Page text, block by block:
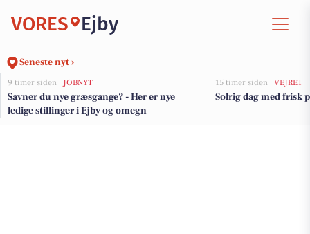
VORES Ejby
Seneste nyt ›
9 timer siden | JOBNYT
Savner du nye græsgange? - Her er nye
ledige stillinger i Ejby og omegn
15 timer siden | VEJRET
Solrig dag med frisk